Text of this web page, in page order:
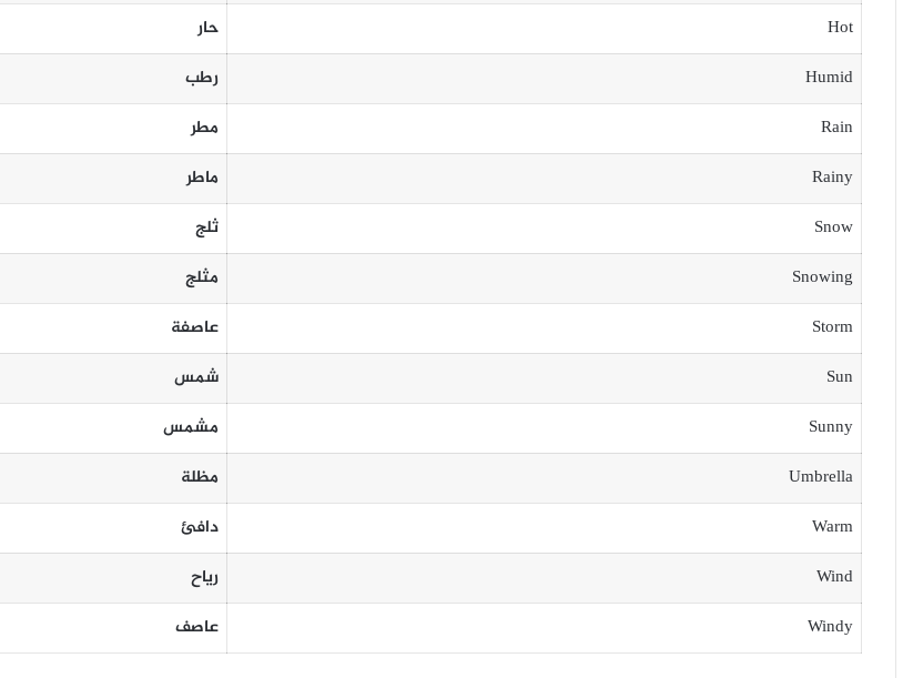
Hot
حار
Humid
رطب
Rain
مطر
Rainy
ماطر
Snow
ثلج
Snowing
مثلج
Storm
عاصفة
Sun
شمس
Sunny
مشمس
Umbrella
مظلة
Warm
دافئ
Wind
رياح
Windy
عاصف